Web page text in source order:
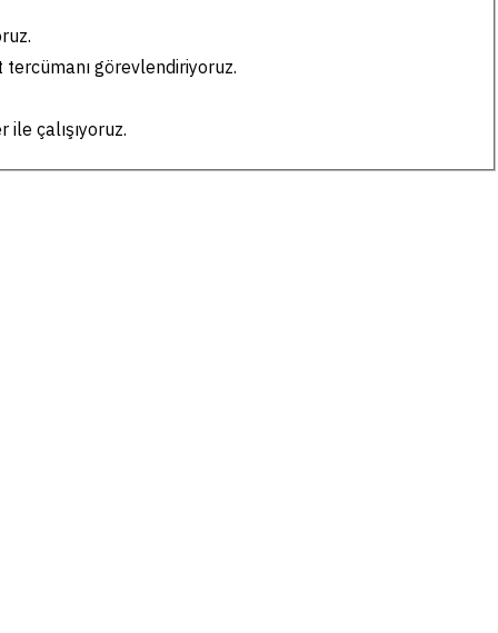
görevlendiriyoruz.
çalışıyoruz.